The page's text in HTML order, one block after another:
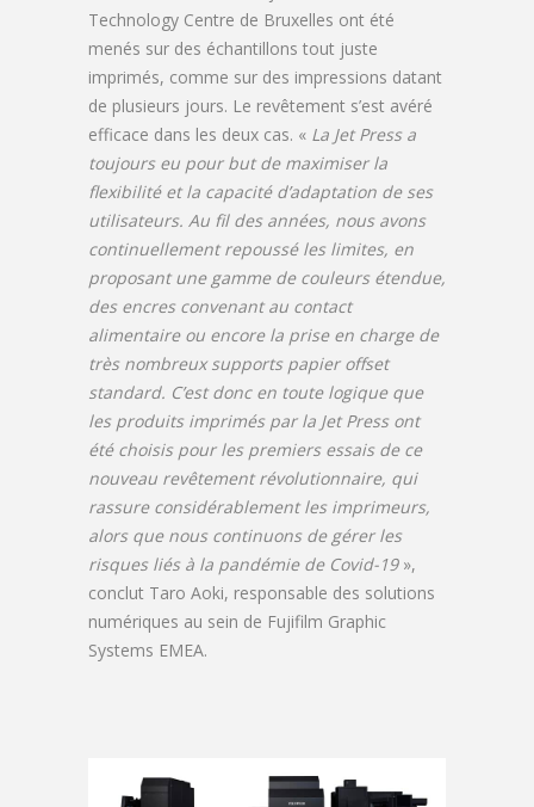
Technology Centre de Bruxelles ont été
menés sur des échantillons tout juste
imprimés, comme sur des impressions datant
de plusieurs jours. Le revêtement s’est avéré
efficace dans les deux cas. « La Jet Press a
toujours eu pour but de maximiser la
flexibilité et la capacité d’adaptation de ses
utilisateurs. Au fil des années, nous avons
continuellement repoussé les limites, en
proposant une gamme de couleurs étendue,
des encres convenant au contact
alimentaire ou encore la prise en charge de
très nombreux supports papier offset
standard. C’est donc en toute logique que
les produits imprimés par la Jet Press ont
été choisis pour les premiers essais de ce
nouveau revêtement révolutionnaire, qui
rassure considérablement les imprimeurs,
alors que nous continuons de gérer les
risques liés à la pandémie de Covid-19 »,
conclut Taro Aoki, responsable des solutions
numériques au sein de Fujifilm Graphic
Systems EMEA.